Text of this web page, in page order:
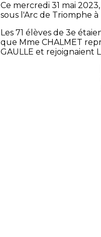
Ce mercredi 31 mai
sous l'Arc de Triomphe à
Les 71 élèves de 3e
que Mme CHALMET
GAULLE et rejoignaient